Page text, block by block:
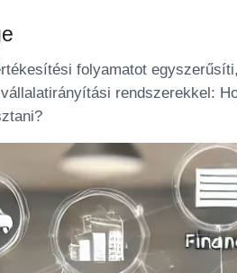
folyamatot
rendszerekkel: